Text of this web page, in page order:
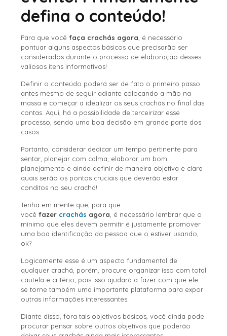
defina o conteúdo!
Para que você faça crachás agora , é necessário
pontuar alguns aspectos básicos que precisarão ser
considerados durante o processo de elaboração desses
valiosos itens informativos!
Definir o conteúdo poderá ser de fato o primeiro passo
antes mesmo de seguir adiante colocando a mão na
massa e começar a idealizar os seus crachás no final das
contas. Aqui, há a possibilidade de terceirizar esse
processo, sendo uma boa decisão em grande parte dos
casos.
Portanto, considerar dedicar um tempo pertinente para
sentar, planejar com calma, elaborar um bom
planejamento e ainda definir de maneira objetiva e clara
quais serão os pontos cruciais que deverão estar
conditos no seu crachá!
Tenha em mente que, para que
você fazer crachás agora , é necessário lembrar que o
mínimo que eles devem permitir é justamente promover
uma boa identificação da pessoa que o estiver usando,
ok?
Logicamente esse é um aspecto fundamental de
qualquer crachá, porém, procure organizar isso com total
cautela e critério, pois isso ajudará a fazer com que ele
se torne também uma importante plataforma para expor
outras informações interessantes.
Diante disso, fora tais objetivos básicos, você ainda pode
procurar pensar sobre outros objetivos que poderão